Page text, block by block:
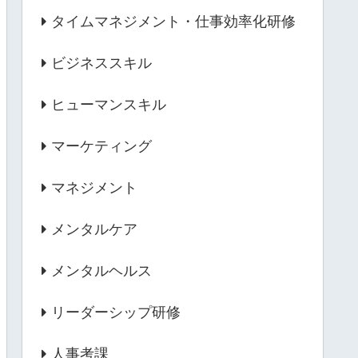
タイムマネジメント・仕事効率化研修
ビジネススキル
ヒューマンスキル
マーケティング
マネジメント
メンタルケア
メンタルヘルス
リーダーシップ研修
人事考課